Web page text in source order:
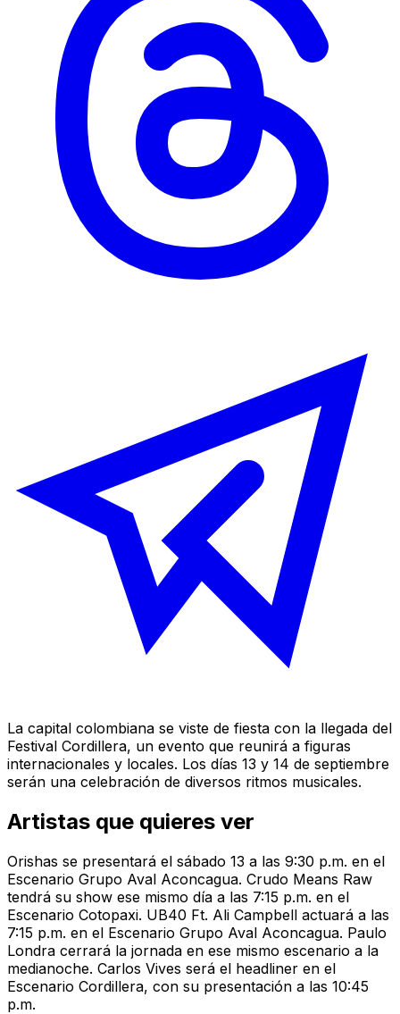
La capital colombiana se viste de fiesta con la llegada del
Festival Cordillera, un evento que reunirá a figuras
internacionales y locales. Los días 13 y 14 de septiembre
serán una celebración de diversos ritmos musicales.
Artistas que quieres ver
Orishas se presentará el sábado 13 a las 9:30 p.m. en el
Escenario Grupo Aval Aconcagua. Crudo Means Raw
tendrá su show ese mismo día a las 7:15 p.m. en el
Escenario Cotopaxi. UB40 Ft. Ali Campbell actuará a las
7:15 p.m. en el Escenario Grupo Aval Aconcagua. Paulo
Londra cerrará la jornada en ese mismo escenario a la
medianoche. Carlos Vives será el headliner en el
Escenario Cordillera, con su presentación a las 10:45
p.m.